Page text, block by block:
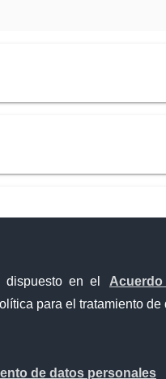
dispuesto en el Acuerdo
para el tratamiento
de datos personales